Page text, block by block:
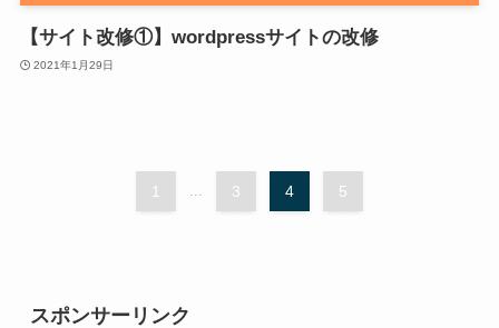
【サイト改修①】wordpressサイトの改修
2021年1月29日
1 ... 3 4 5
スポンサーリンク